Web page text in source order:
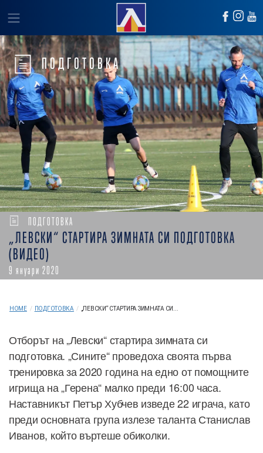
ПОДГОТОВКА
ПОДГОТОВКА
„ЛЕВСКИ“ СТАРТИРА ЗИМНАТА СИ ПОДГОТОВКА
(ВИДЕО)
9 януари 2020
HOME / ПОДГОТОВКА / „ЛЕВСКИ“ СТАРТИРА ЗИМНАТА СИ...
Отборът на „Левски“ стартира зимната си
подготовка. „Сините“ проведоха своята първа
тренировка за 2020 година на едно от помощните
игрища на „Герена“ малко преди 16:00 часа.
Наставникът Петър Хубчев изведе 22 играча, като
преди основната група излезе таланта Станислав
Иванов, който въртеше обиколки.